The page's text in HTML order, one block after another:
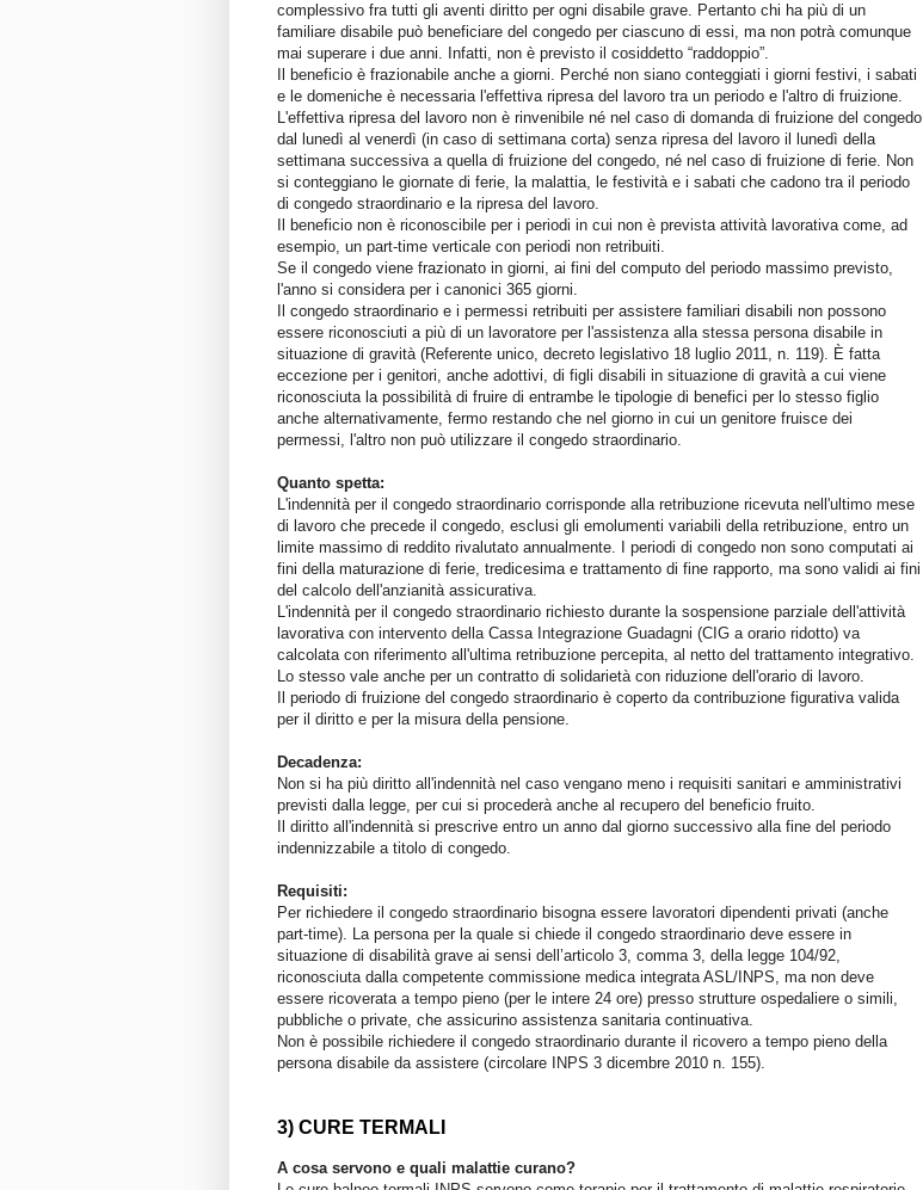
complessivo fra tutti gli aventi diritto per ogni disabile grave. Pertanto chi ha più di un
familiare disabile può beneficiare del congedo per ciascuno di essi, ma non potrà comunque
mai superare i due anni. Infatti, non è previsto il cosiddetto “raddoppio”.
Il beneficio è frazionabile anche a giorni. Perché non siano conteggiati i giorni festivi, i sabati
e le domeniche è necessaria l'effettiva ripresa del lavoro tra un periodo e l'altro di fruizione.
L'effettiva ripresa del lavoro non è rinvenibile né nel caso di domanda di fruizione del congedo
dal lunedì al venerdì (in caso di settimana corta) senza ripresa del lavoro il lunedì della
settimana successiva a quella di fruizione del congedo, né nel caso di fruizione di ferie. Non
si conteggiano le giornate di ferie, la malattia, le festività e i sabati che cadono tra il periodo
di congedo straordinario e la ripresa del lavoro.
Il beneficio non è riconoscibile per i periodi in cui non è prevista attività lavorativa come, ad
esempio, un part-time verticale con periodi non retribuiti.
Se il congedo viene frazionato in giorni, ai fini del computo del periodo massimo previsto,
l'anno si considera per i canonici 365 giorni.
Il congedo straordinario e i permessi retribuiti per assistere familiari disabili non possono
essere riconosciuti a più di un lavoratore per l'assistenza alla stessa persona disabile in
situazione di gravità (Referente unico, decreto legislativo 18 luglio 2011, n. 119). È fatta
eccezione per i genitori, anche adottivi, di figli disabili in situazione di gravità a cui viene
riconosciuta la possibilità di fruire di entrambe le tipologie di benefici per lo stesso figlio
anche alternativamente, fermo restando che nel giorno in cui un genitore fruisce dei
permessi, l'altro non può utilizzare il congedo straordinario.
Quanto spetta:
L'indennità per il congedo straordinario corrisponde alla retribuzione ricevuta nell'ultimo mese
di lavoro che precede il congedo, esclusi gli emolumenti variabili della retribuzione, entro un
limite massimo di reddito rivalutato annualmente. I periodi di congedo non sono computati ai
fini della maturazione di ferie, tredicesima e trattamento di fine rapporto, ma sono validi ai fini
del calcolo dell'anzianità assicurativa.
L'indennità per il congedo straordinario richiesto durante la sospensione parziale dell'attività
lavorativa con intervento della Cassa Integrazione Guadagni (CIG a orario ridotto) va
calcolata con riferimento all'ultima retribuzione percepita, al netto del trattamento integrativo.
Lo stesso vale anche per un contratto di solidarietà con riduzione dell'orario di lavoro.
Il periodo di fruizione del congedo straordinario è coperto da contribuzione figurativa valida
per il diritto e per la misura della pensione.
Decadenza:
Non si ha più diritto all'indennità nel caso vengano meno i requisiti sanitari e amministrativi
previsti dalla legge, per cui si procederà anche al recupero del beneficio fruito.
Il diritto all'indennità si prescrive entro un anno dal giorno successivo alla fine del periodo
indennizzabile a titolo di congedo.
Requisiti:
Per richiedere il congedo straordinario bisogna essere lavoratori dipendenti privati (anche
part-time). La persona per la quale si chiede il congedo straordinario deve essere in
situazione di disabilità grave ai sensi dell’articolo 3, comma 3, della legge 104/92,
riconosciuta dalla competente commissione medica integrata ASL/INPS, ma non deve
essere ricoverata a tempo pieno (per le intere 24 ore) presso strutture ospedaliere o simili,
pubbliche o private, che assicurino assistenza sanitaria continuativa.
Non è possibile richiedere il congedo straordinario durante il ricovero a tempo pieno della
persona disabile da assistere (circolare INPS 3 dicembre 2010 n. 155).
3) CURE TERMALI
A cosa servono e quali malattie curano?